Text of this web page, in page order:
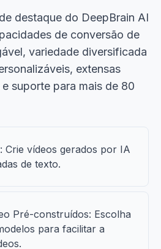
destaque do DeepBrain AI
de conversão de
variedade diversificada
extensas
suporte para mais de 80
Crie vídeos gerados por IA
de texto.
Pré-construídos: Escolha
para facilitar a